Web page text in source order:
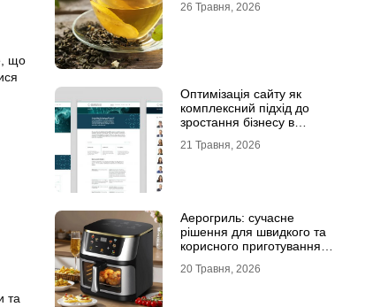
що
та
26 Травня, 2026
Оптимізація сайту як
комплексний підхід до
зростання бізнесу в
21 Травня, 2026
Аерогриль: сучасне
рішення для швидкого та
корисного приготування
20 Травня, 2026